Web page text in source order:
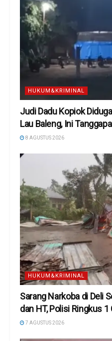
HUKUM&KRIMINAL
Judi Dadu Kopiok
Lau Baleng, Ini
8 AGUSTUS 2026
HUKUM&KRIMINAL
Sarang Narkoba di Deli
dan HT, Polisi Ringkus 1
7 AGUSTUS 2026